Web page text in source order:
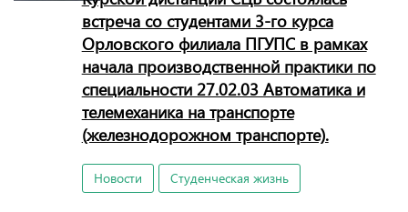
встреча со студентами 3-го курса
Орловского филиала ПГУПС в рамках
начала производственной практики по
специальности 27.02.03 Автоматика и
телемеханика на транспорте
(железнодорожном транспорте).
Новости Студенческая жизнь